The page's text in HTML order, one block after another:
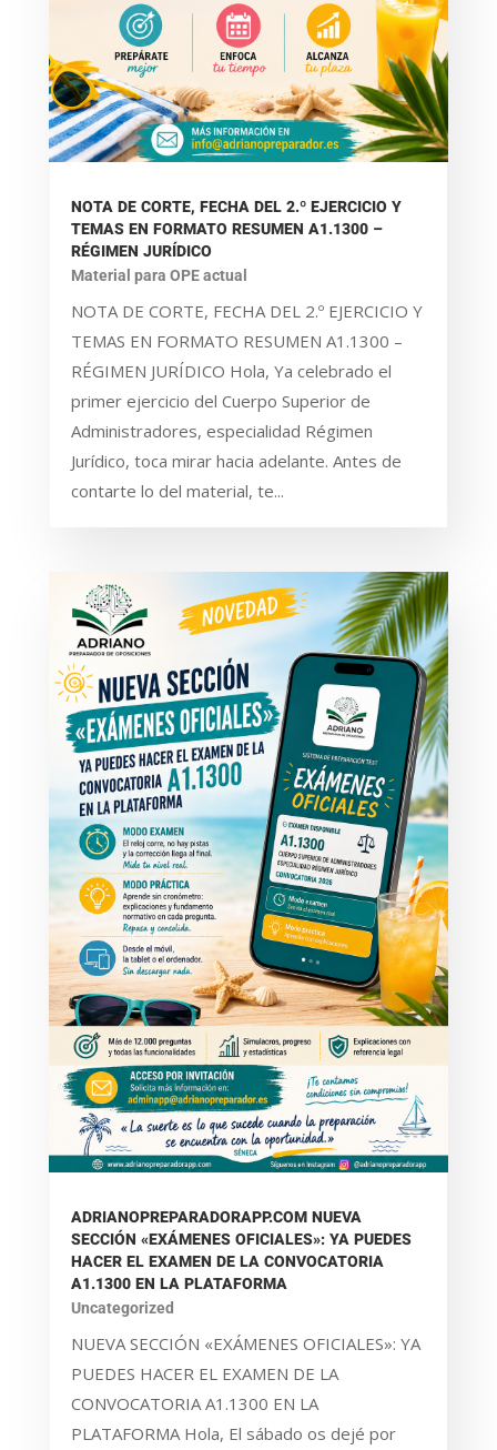
NOTA DE CORTE, FECHA DEL 2.º EJERCICIO Y
TEMAS EN FORMATO RESUMEN A1.1300 –
RÉGIMEN JURÍDICO
Material para OPE actual
NOTA DE CORTE, FECHA DEL 2.º EJERCICIO Y
TEMAS EN FORMATO RESUMEN A1.1300 –
RÉGIMEN JURÍDICO Hola, Ya celebrado el
primer ejercicio del Cuerpo Superior de
Administradores, especialidad Régimen
Jurídico, toca mirar hacia adelante. Antes de
contarte lo del material, te...
ADRIANOPREPARADORAPP.COM NUEVA
SECCIÓN «EXÁMENES OFICIALES»: YA PUEDES
HACER EL EXAMEN DE LA CONVOCATORIA
A1.1300 EN LA PLATAFORMA
Uncategorized
NUEVA SECCIÓN «EXÁMENES OFICIALES»: YA
PUEDES HACER EL EXAMEN DE LA
CONVOCATORIA A1.1300 EN LA
PLATAFORMA Hola, El sábado os dejé por